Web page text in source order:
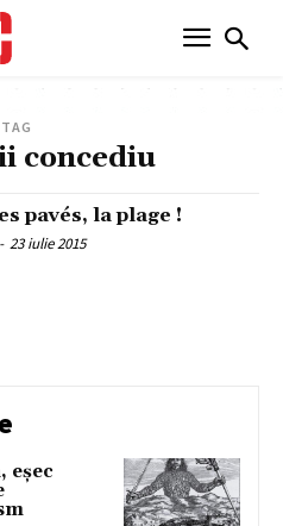
TAG
concediu
pavés, la plage !
- 23 iulie 2015
eșec